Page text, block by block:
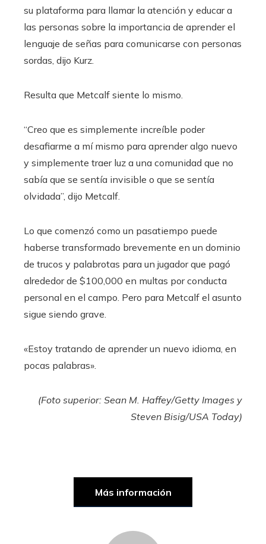
su plataforma para llamar la atención y educar a
las personas sobre la importancia de aprender el
lenguaje de señas para comunicarse con personas
sordas, dijo Kurz.
Resulta que Metcalf siente lo mismo.
“Creo que es simplemente increíble poder
desafiarme a mí mismo para aprender algo nuevo
y simplemente traer luz a una comunidad que no
sabía que se sentía invisible o que se sentía
olvidada”, dijo Metcalf.
Lo que comenzó como un pasatiempo puede
haberse transformado brevemente en un dominio
de trucos y palabrotas para un jugador que pagó
alrededor de $100,000 en multas por conducta
personal en el campo. Pero para Metcalf el asunto
sigue siendo grave.
«Estoy tratando de aprender un nuevo idioma, en
pocas palabras».
(Foto superior: Sean M. Haffey/Getty Images y
Steven Bisig/USA Today)
Más información